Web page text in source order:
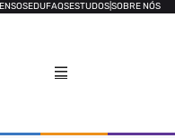
EDUFAQSESTUDOSSOBRE NÓS